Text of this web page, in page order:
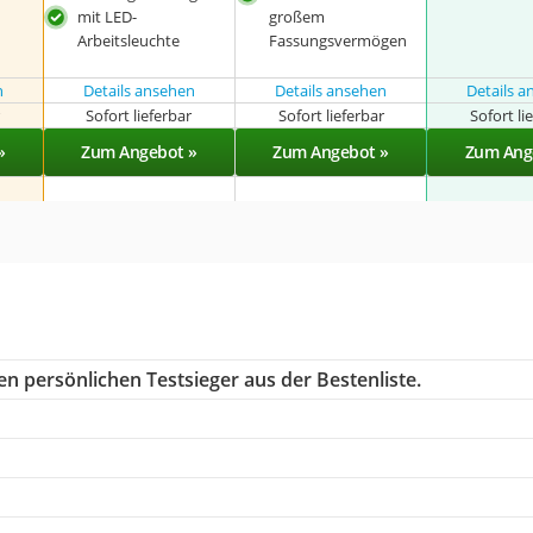
mit LED-
Arbeitsleuchte
großem
Fassungsvermögen
Details ansehen Details ansehen
Details
Sofort lieferbar Sofort lieferbar Sofort
Zum Angebot » Zum Angebot » Zum
persönlichen Testsieger aus der Bestenliste.